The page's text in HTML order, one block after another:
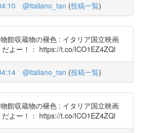
@italiano_tan (投稿一覧)
館収蔵物の褪色 : イタリア国立映画
よー！： https://t.co/ICO1EZ4ZQl
@italiano_tan (投稿一覧)
館収蔵物の褪色 : イタリア国立映画
よー！： https://t.co/ICO1EZ4ZQl